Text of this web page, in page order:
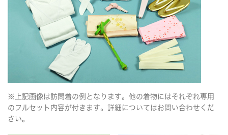
※上記画像は訪問着の例となります。他の着物にはそれぞれ専用
のフルセット内容が付きます。詳細についてはお問い合わせくだ
さい。